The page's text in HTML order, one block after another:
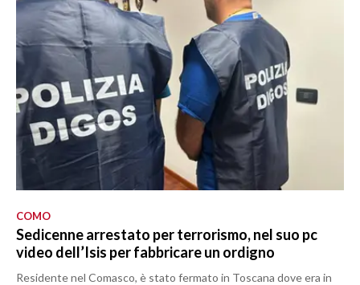
COMO
Sedicenne arrestato per terrorismo, nel suo pc
video dell’Isis per fabbricare un ordigno
Residente nel Comasco, è stato fermato in Toscana dove era in